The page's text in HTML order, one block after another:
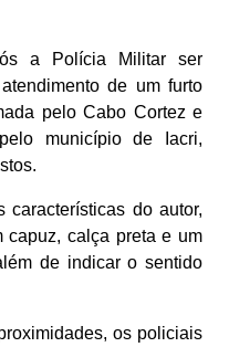
a Polícia Militar ser
de um furto
pelo Cabo Cortez e
município de Iacri,
do autor,
capuz, calça preta e um
de indicar o sentido
os policiais